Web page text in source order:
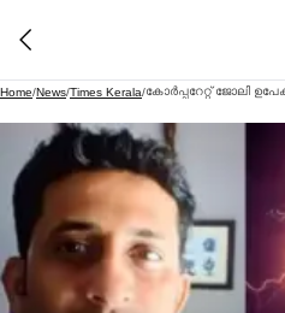
Home/News/Times Kerala/